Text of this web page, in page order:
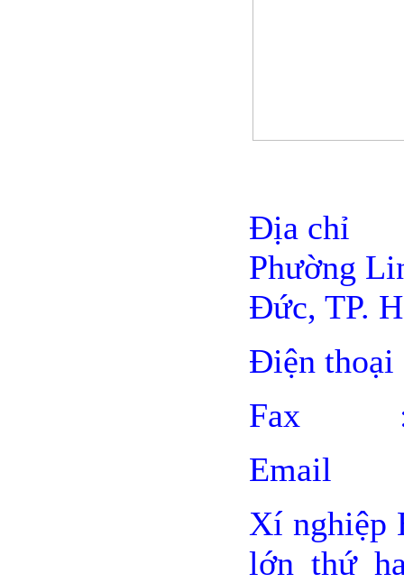
Địa chỉ :
Phường
Đức, TP.
Điện thoại
Fax :
Email
Xí nghiệp
lớn thứ